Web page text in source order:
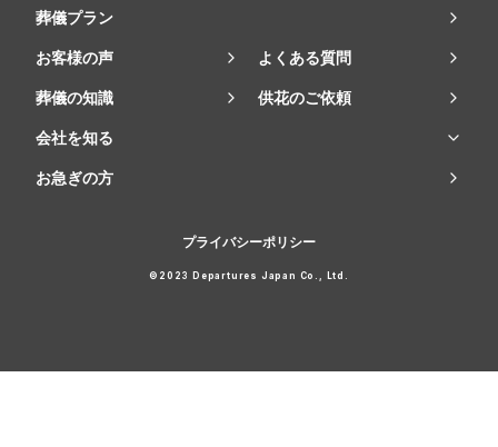
葬儀プラン
お客様の声 よくある質問
葬儀の知識 供花のご依頼
会社を知る
お急ぎの方
プライバシーポリシー
©2023 Departures Japan Co., Ltd.